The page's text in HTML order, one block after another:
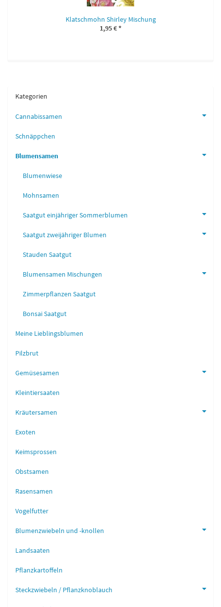
Klatschmohn Shirley Mischung
1,95 €*
Kategorien
Cannabissamen
Schnäppchen
Blumensamen
Blumenwiese
Mohnsamen
Saatgut einjähriger Sommerblumen
Saatgut zweijähriger Blumen
Stauden Saatgut
Blumensamen Mischungen
Zimmerpflanzen Saatgut
Bonsai Saatgut
Meine Lieblingsblumen
Pilzbrut
Gemüsesamen
Kleintiersaaten
Kräutersamen
Exoten
Keimsprossen
Obstsamen
Rasensamen
Vogelfutter
Blumenzwiebeln und -knollen
Landsaaten
Pflanzkartoffeln
Steckzwiebeln / Pflanzknoblauch